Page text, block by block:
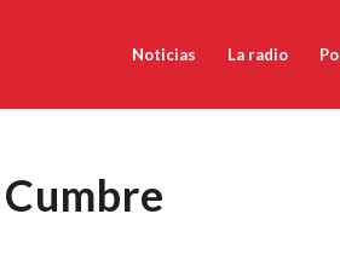
Noticias La radio